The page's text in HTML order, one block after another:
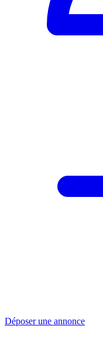
Déposer une annonce